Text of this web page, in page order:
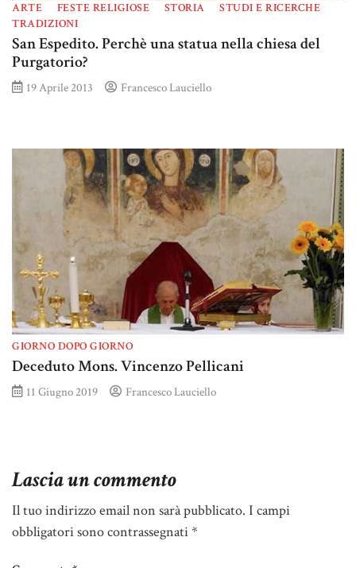
ARTE FESTE RELIGIOSE STORIA
STUDI E RICERCHE
TRADIZIONI
San Espedito. Perchè una statua nella chiesa del
Purgatorio?
19 Aprile 2013 Francesco Lauciello
GIORNO DOPO GIORNO
Deceduto Mons. Vincenzo Pellicani
11 Giugno 2019 Francesco Lauciello
Lascia un commento
Il tuo indirizzo email non sarà pubblicato. I campi
obbligatori sono contrassegnati*